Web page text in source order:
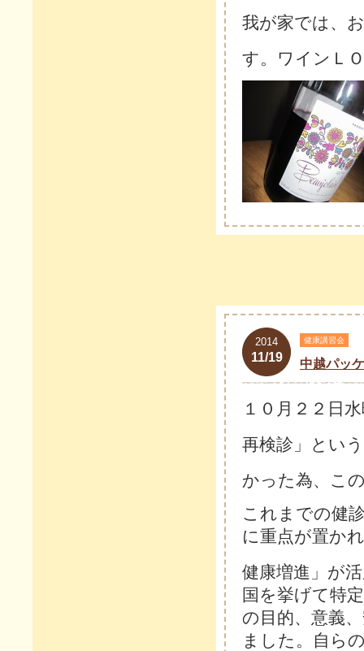
我が家では、
す。ワインＬ
2014
11/19
健康講習会
中越パッ
１０月２２日
再検診」とい
かった為、こ
これまでの健
に重点が置か
健康増進」が
国を挙げて特
の目的、意義
ました。自ら